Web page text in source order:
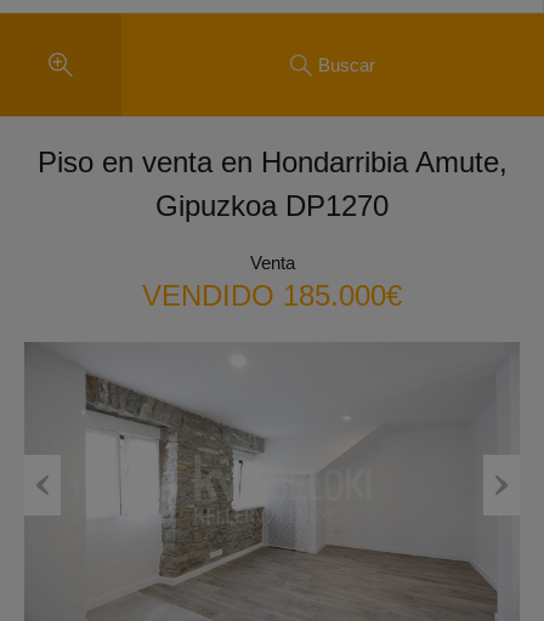
Buscar
Piso en venta en Hondarribia Amute,
Gipuzkoa DP1270
Venta
VENDIDO 185.000€